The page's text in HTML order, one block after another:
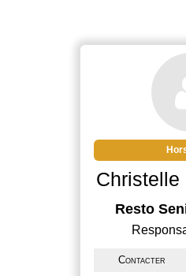
Christelle
Resto
Contacter